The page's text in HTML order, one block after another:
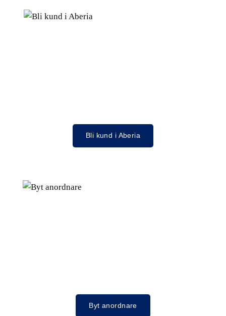
Bli kund i Aberia
Byt anordnare